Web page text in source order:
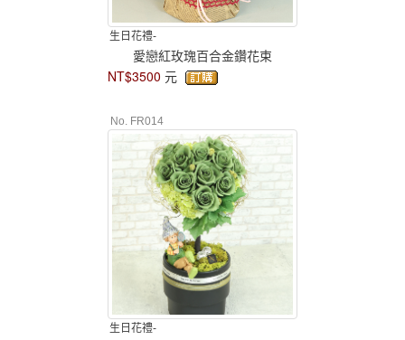
生日花禮-
愛戀紅玫瑰百合金鑽花束
NT$3500 元
No. FR014
生日花禮-